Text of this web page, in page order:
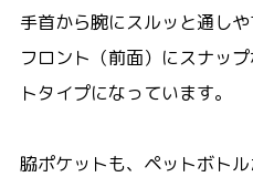
手首から腕にスルッと通しや
フロント（前面）にスナッ
トタイプになっています。
脇ポケットも、ペットボト